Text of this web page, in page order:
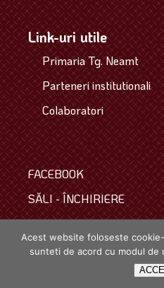
Link-uri utile
Primaria Tg. Neamt
Parteneri institutionali
Colaboratori
FACEBOOK
SĂLI - ÎNCHIRIERE
COLECTIVUL
Copyright © 2021. Toate
Acest website foloseste
sunteti de acord cu modul de